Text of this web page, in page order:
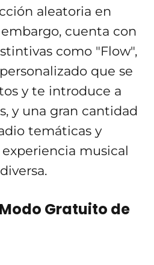
aleatoria en
cuenta con
como "Flow",
que se
y te introduce a
y una gran cantidad
temáticas y
experiencia musical
Gratuito de